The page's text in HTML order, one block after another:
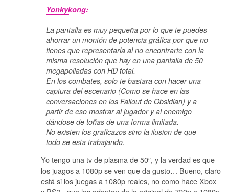
Yonkykong:
La pantalla es muy pequeña por lo que te puedes
ahorrar un montón de potencia gráfica por que no
tienes que representarla al no encontrarte con la
misma resolución que hay en una pantalla de 50
megapolladas con HD total.
En los combates, solo te bastara con hacer una
captura del escenario (Como se hace en las
conversaciones en los Fallout de Obsidian) y a
partir de eso mostrar al jugador y al enemigo
dándose de toñas de una forma limitada.
No existen los graficazos sino la ilusion de que
todo se esta trabajando.
Yo tengo una tv de plasma de 50″, y la verdad es que
los juagos a 1080p se ven que da gusto… Bueno, claro
está si los juegas a 1080p reales, no como hace Xbox